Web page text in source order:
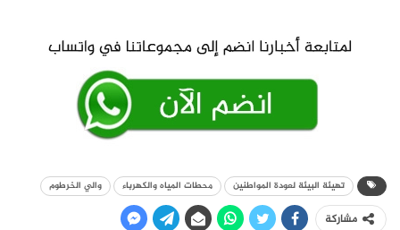
تهيئة البيئة لعودة المواطنين محطات المياه والكهرباء والي الخرطوم
مشاركة